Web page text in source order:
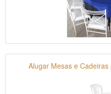
Alugar Mesas e